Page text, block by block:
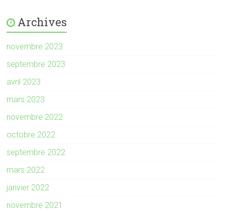
Archives
novembre 2023
septembre 2023
avril 2023
mars 2023
novembre 2022
octobre 2022
septembre 2022
mars 2022
janvier 2022
novembre 2021